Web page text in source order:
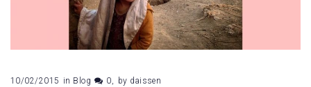
10/02/2015 in Blog 0 by daissen